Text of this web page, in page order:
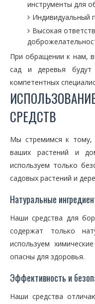
инструменты для
Индивидуальный
Высокая
При обращении к нам,
сад и деревья
компетентных
СРЕДСТВ
Мы стремимся к тому,
ваших растений и
используем только
садовых растений и
Натуральные
Наши средства для
содержат только
используем
опасны для здоровья.
Эффективность и
Наши средства